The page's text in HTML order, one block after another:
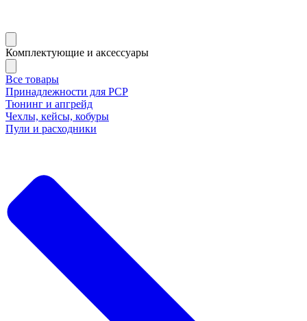
Комплектующие и аксессуары
Все товары
Принадлежности для РСР
Тюнинг и апгрейд
Чехлы, кейсы, кобуры
Пули и расходники